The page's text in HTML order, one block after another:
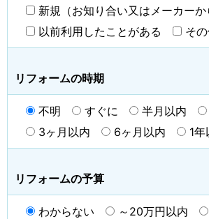
新規（お知り合い又はメーカーか
以前利用したことがある
そ
リフォームの時期
不明 すぐに 半月以内
3ヶ月以内
6ヶ月以内 1年
リフォームの予算
わからない ～20万円以内